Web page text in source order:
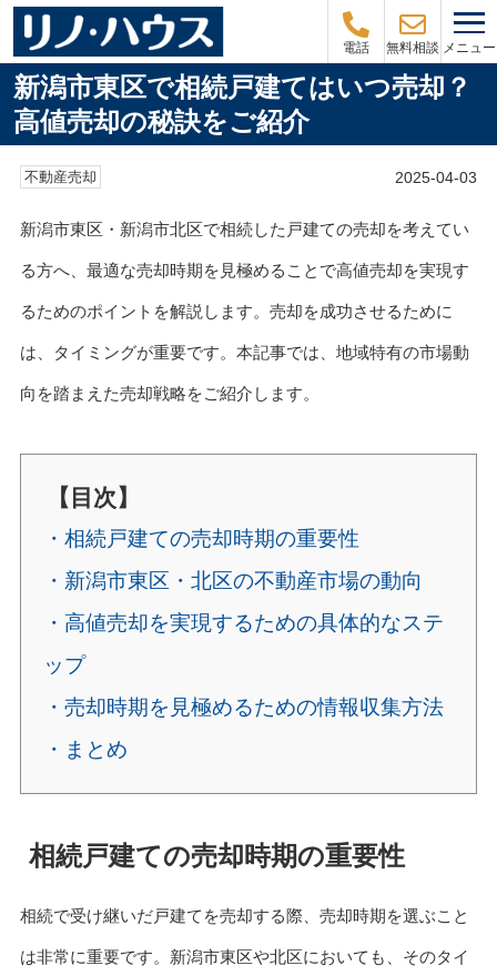
電話 無料相談 メニュー
新潟市東区で相続戸建てはいつ売却？
高値売却の秘訣をご紹介
不動産売却 2025-04-03
新潟市東区・新潟市北区で相続した戸建ての売却を考えてい
る方へ、最適な売却時期を見極めることで高値売却を実現す
るためのポイントを解説します。売却を成功させるために
は、タイミングが重要です。本記事では、地域特有の市場動
向を踏まえた売却戦略をご紹介します。
【目次】
・相続戸建ての売却時期の重要性
・新潟市東区・北区の不動産市場の動向
・高値売却を実現するための具体的なステ
ップ
・売却時期を見極めるための情報収集方法
・まとめ
相続戸建ての売却時期の重要性
相続で受け継いだ戸建てを売却する際、売却時期を選ぶこと
は非常に重要です。新潟市東区や北区においても、そのタイ